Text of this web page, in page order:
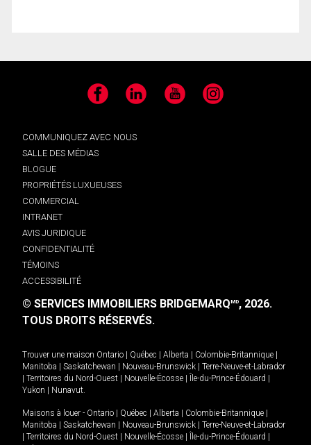
Facebook LinkedIn YouTube Instagram
COMMUNIQUEZ AVEC NOUS
SALLE DES MÉDIAS
BLOGUE
PROPRIÉTÉS LUXUEUSES
COMMERCIAL
INTRANET
AVIS JURIDIQUE
CONFIDENTIALITÉ
TÉMOINS
ACCESSIBILITÉ
© SERVICES IMMOBILIERS BRIDGEMARQMD, 2026.
TOUS DROITS RÉSERVÉS.
Trouver une maison Ontario | Québec | Alberta | Colombie-Britannique |
Manitoba | Saskatchewan | Nouveau-Brunswick | Terre-Neuve-et-Labrador
| Territoires du Nord-Ouest | Nouvelle-Écosse | Île-du-Prince-Édouard |
Yukon | Nunavut
Maisons à louer - Ontario | Québec | Alberta | Colombie-Britannique |
Manitoba | Saskatchewan | Nouveau-Brunswick | Terre-Neuve-et-Labrador
| Territoires du Nord-Ouest | Nouvelle-Écosse | Île-du-Prince-Édouard |